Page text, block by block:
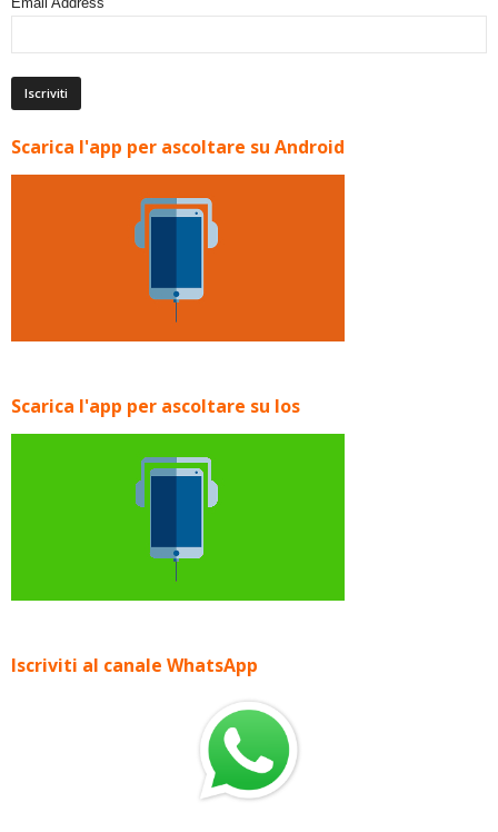
Scarica l'app per ascoltare su Android
Scarica l'app per ascoltare su Ios
Iscriviti al canale WhatsApp